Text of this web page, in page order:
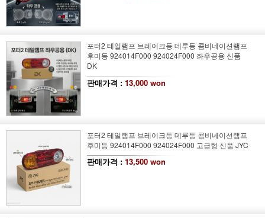
포터2 테일램프 브레이크등 데루등 콤비네이션램프
후미등 924014F000 924024F000 좌우공용 신품
DK
판매가격 : 13,000 won
포터2 테일램프 브레이크등 데루등 콤비네이션램프
후미등 924014F000 924024F000 고급형 신품 JYC
판매가격 : 13,500 won